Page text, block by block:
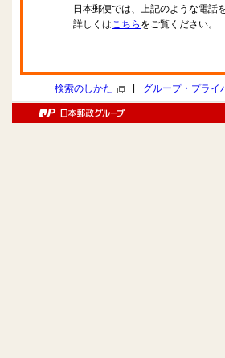
日本郵便では、上記のような電話
詳しくはこちら をご覧ください。
検索のしかた グループ・プライ